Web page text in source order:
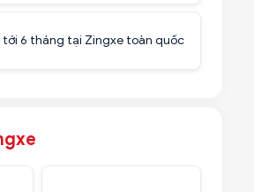
tới 6 tháng tại Zingxe toàn quốc